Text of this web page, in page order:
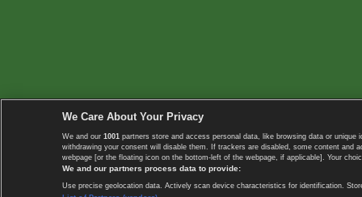
We Care About Your Privacy
We and our 1001 partners store and access personal data, like browsing data or
withdrawing your consent will disable them. If trackers are disabled, some content
webpage [or the floating icon on the bottom-left of the webpage, if applicable]. Your
We and our partners process data to provide:
Use precise geolocation data. Actively scan device characteristics for identification.